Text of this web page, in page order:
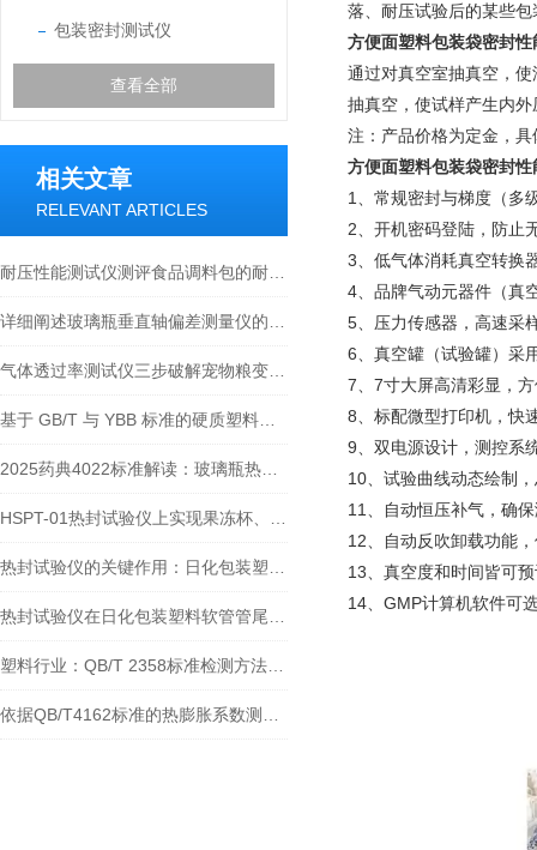
包装密封测试仪
查看全部
相关文章
RELEVANT ARTICLES
落、耐压试验后的某些
方便面塑料包装袋密封性
通过对真空室抽真空，
抽真空，使试样产生内
注：产品价格为定金，
方便面塑料包装袋密封性
1、常规密封与梯度（多
2、开机密码登陆，防止
3、低气体消耗真空转换
4、品牌气动元器件（真
5、压力传感器，高速采
6、真空罐（试验罐）采
7、7寸大屏高清彩显，
8、标配微型打印机，快
9、双电源设计，测控系
10、试验曲线动态绘制
11、自动恒压补气，确
12、自动反吹卸载功能
13、真空度和时间皆可
14、GMP计算机软件可